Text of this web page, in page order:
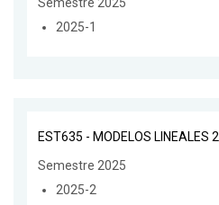
2025-1
EST635 - MODELOS LINEALES 2
Semestre 2025
2025-2